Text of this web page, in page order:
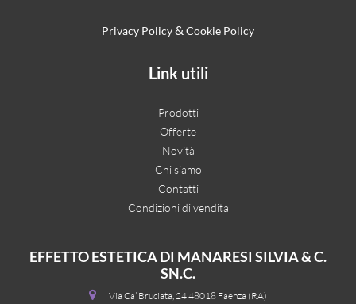
Privacy Policy& Cookie Policy
Link utili
Prodotti
Offerte
Novità
Chi siamo
Contatti
Condizioni di vendita
EFFETTO ESTETICA DI MANARESI SILVIA & C.
SN.C.
Via Ca’ Bruciata, 24 48018 Faenza (RA)